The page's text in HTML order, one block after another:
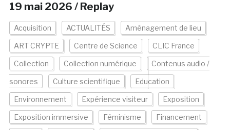
19 mai 2026 / Replay
Acquisition ACTUALITÉS Aménagement de lieu
ART CRYPTE Centre de Science CLIC France
Collection Collection numérique Contenus audio /
sonores Culture scientifique Education
Environnement Expérience visiteur Exposition
Exposition immersive Féminisme Financement